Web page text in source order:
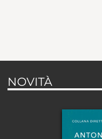
NOVITÀ